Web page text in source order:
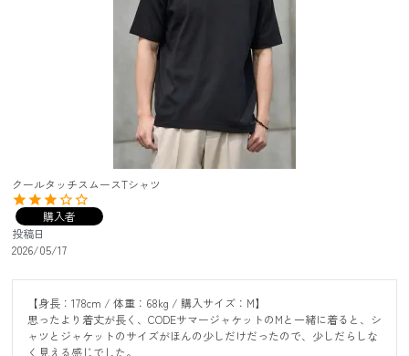
クールタッチスムースTシャツ
購入者
投稿日
2026/05/17
【身長：178cm / 体重：68kg / 購入サイズ：M】
思ったより着丈が長く、CODEサマージャケットのMと一緒に着ると、シ
ャツとジャケットのサイズがほんの少しだけだったので、少しだらしな
く見える感じでした。